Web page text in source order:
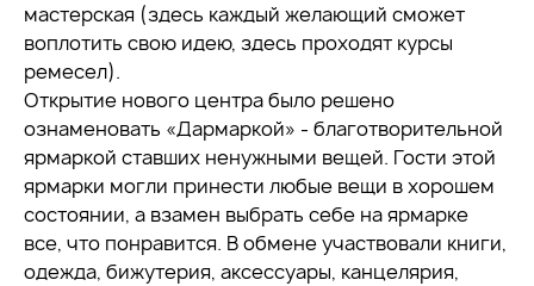
мастерская (здесь каждый желающий сможет
воплотить свою идею, здесь проходят курсы
ремесел).
Открытие нового центра было решено
ознаменовать «Дармаркой» - благотворительной
ярмаркой ставших ненужными вещей. Гости этой
ярмарки могли принести любые вещи в хорошем
состоянии, а взамен выбрать себе на ярмарке
все, что понравится. В обмене участвовали книги,
одежда, бижутерия, аксессуары, канцелярия,